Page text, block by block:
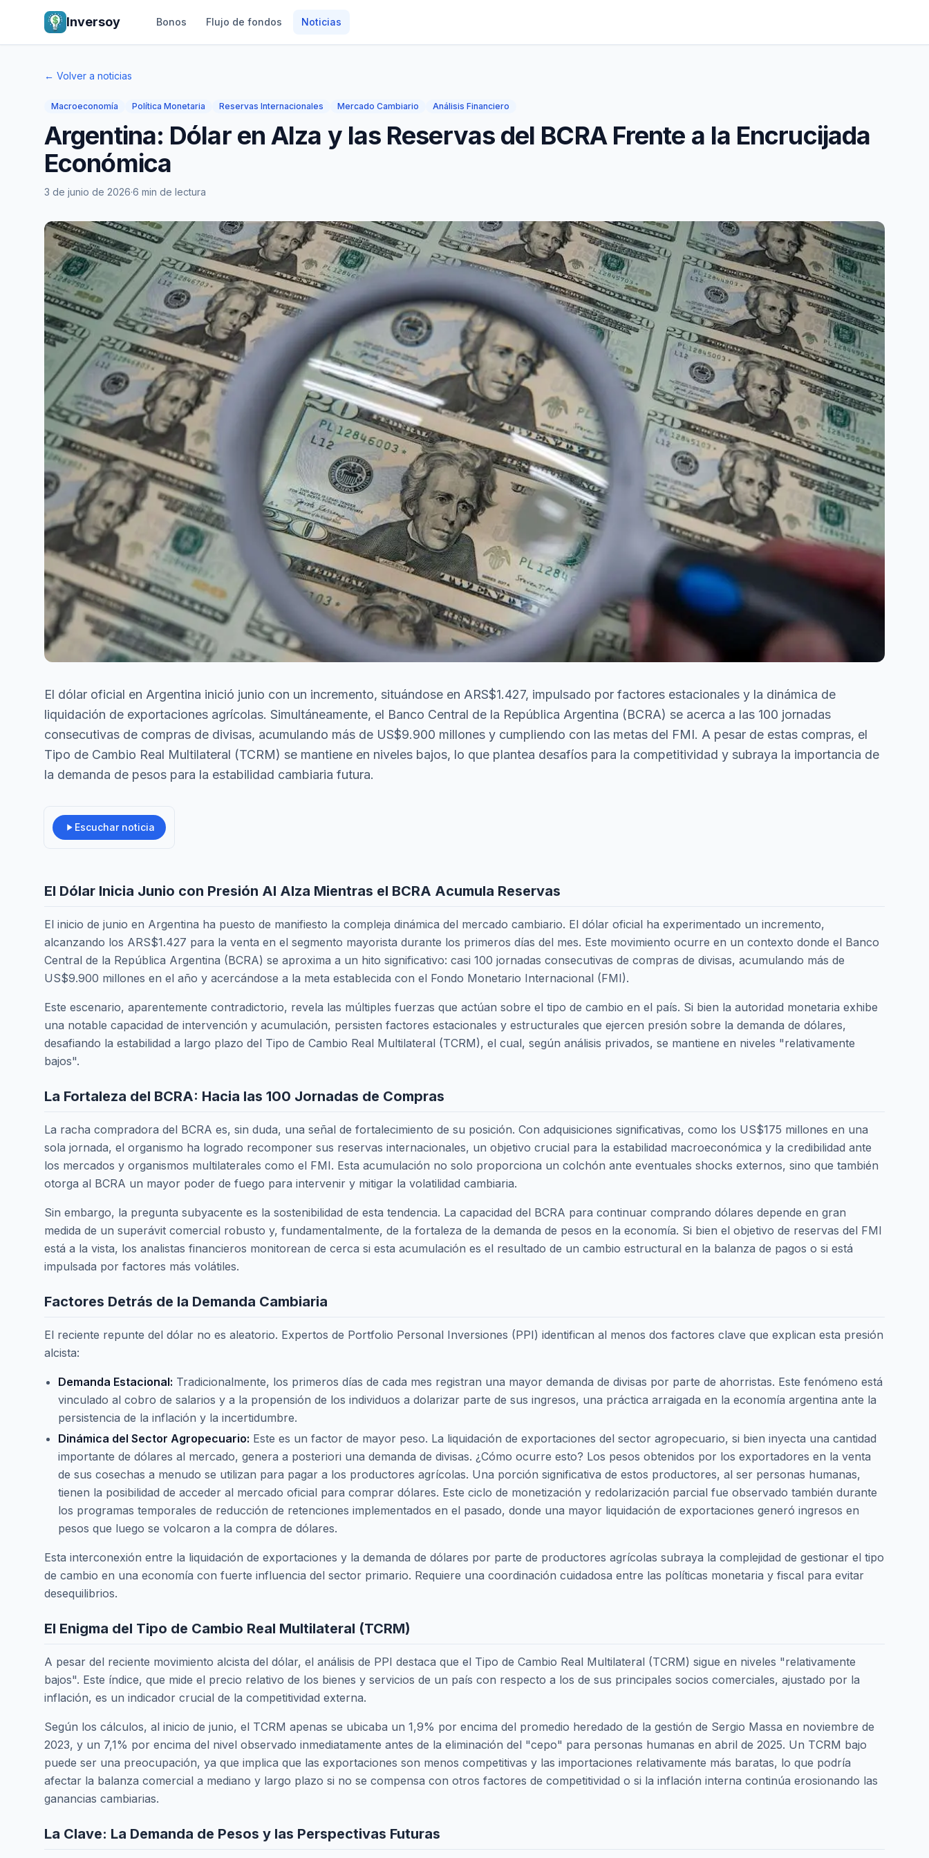
Inversoy Bonos Flujo de fondos Noticias
← Volver a noticias
Macroeconomía Política Monetaria Reservas Internacionales Mercado Cambiario Análisis Financiero
Argentina: Dólar en Alza y las Reservas del BCRA Frente a la Encrucijada
Económica
3 de junio de 2026·6 min de lectura
El dólar oficial en Argentina inició junio con un incremento, situándose en ARS$1.427, impulsado por factores estacionales y la dinámica de
liquidación de exportaciones agrícolas. Simultáneamente, el Banco Central de la República Argentina (BCRA) se acerca a las 100 jornadas
consecutivas de compras de divisas, acumulando más de US$9.900 millones y cumpliendo con las metas del FMI. A pesar de estas compras, el
Tipo de Cambio Real Multilateral (TCRM) se mantiene en niveles bajos, lo que plantea desafíos para la competitividad y subraya la importancia de
la demanda de pesos para la estabilidad cambiaria futura.
Escuchar noticia
El Dólar Inicia Junio con Presión Al Alza Mientras el BCRA Acumula Reservas
El inicio de junio en Argentina ha puesto de manifiesto la compleja dinámica del mercado cambiario. El dólar oficial ha experimentado un incremento,
alcanzando los ARS$1.427 para la venta en el segmento mayorista durante los primeros días del mes. Este movimiento ocurre en un contexto donde el Banco
Central de la República Argentina (BCRA) se aproxima a un hito significativo: casi 100 jornadas consecutivas de compras de divisas, acumulando más de
US$9.900 millones en el año y acercándose a la meta establecida con el Fondo Monetario Internacional (FMI).
Este escenario, aparentemente contradictorio, revela las múltiples fuerzas que actúan sobre el tipo de cambio en el país. Si bien la autoridad monetaria exhibe
una notable capacidad de intervención y acumulación, persisten factores estacionales y estructurales que ejercen presión sobre la demanda de dólares,
desafiando la estabilidad a largo plazo del Tipo de Cambio Real Multilateral (TCRM), el cual, según análisis privados, se mantiene en niveles "relativamente
bajos".
La Fortaleza del BCRA: Hacia las 100 Jornadas de Compras
La racha compradora del BCRA es, sin duda, una señal de fortalecimiento de su posición. Con adquisiciones significativas, como los US$175 millones en una
sola jornada, el organismo ha logrado recomponer sus reservas internacionales, un objetivo crucial para la estabilidad macroeconómica y la credibilidad ante
los mercados y organismos multilaterales como el FMI. Esta acumulación no solo proporciona un colchón ante eventuales shocks externos, sino que también
otorga al BCRA un mayor poder de fuego para intervenir y mitigar la volatilidad cambiaria.
Sin embargo, la pregunta subyacente es la sostenibilidad de esta tendencia. La capacidad del BCRA para continuar comprando dólares depende en gran
medida de un superávit comercial robusto y, fundamentalmente, de la fortaleza de la demanda de pesos en la economía. Si bien el objetivo de reservas del FMI
está a la vista, los analistas financieros monitorean de cerca si esta acumulación es el resultado de un cambio estructural en la balanza de pagos o si está
impulsada por factores más volátiles.
Factores Detrás de la Demanda Cambiaria
El reciente repunte del dólar no es aleatorio. Expertos de Portfolio Personal Inversiones (PPI) identifican al menos dos factores clave que explican esta presión
alcista:
Demanda Estacional: Tradicionalmente, los primeros días de cada mes registran una mayor demanda de divisas por parte de ahorristas. Este fenómeno está
vinculado al cobro de salarios y a la propensión de los individuos a dolarizar parte de sus ingresos, una práctica arraigada en la economía argentina ante la
persistencia de la inflación y la incertidumbre.
Dinámica del Sector Agropecuario: Este es un factor de mayor peso. La liquidación de exportaciones del sector agropecuario, si bien inyecta una cantidad
importante de dólares al mercado, genera a posteriori una demanda de divisas. ¿Cómo ocurre esto? Los pesos obtenidos por los exportadores en la venta
de sus cosechas a menudo se utilizan para pagar a los productores agrícolas. Una porción significativa de estos productores, al ser personas humanas,
tienen la posibilidad de acceder al mercado oficial para comprar dólares. Este ciclo de monetización y redolarización parcial fue observado también durante
los programas temporales de reducción de retenciones implementados en el pasado, donde una mayor liquidación de exportaciones generó ingresos en
pesos que luego se volcaron a la compra de dólares.
Esta interconexión entre la liquidación de exportaciones y la demanda de dólares por parte de productores agrícolas subraya la complejidad de gestionar el tipo
de cambio en una economía con fuerte influencia del sector primario. Requiere una coordinación cuidadosa entre las políticas monetaria y fiscal para evitar
desequilibrios.
El Enigma del Tipo de Cambio Real Multilateral (TCRM)
A pesar del reciente movimiento alcista del dólar, el análisis de PPI destaca que el Tipo de Cambio Real Multilateral (TCRM) sigue en niveles "relativamente
bajos". Este índice, que mide el precio relativo de los bienes y servicios de un país con respecto a los de sus principales socios comerciales, ajustado por la
inflación, es un indicador crucial de la competitividad externa.
Según los cálculos, al inicio de junio, el TCRM apenas se ubicaba un 1,9% por encima del promedio heredado de la gestión de Sergio Massa en noviembre de
2023, y un 7,1% por encima del nivel observado inmediatamente antes de la eliminación del "cepo" para personas humanas en abril de 2025. Un TCRM bajo
puede ser una preocupación, ya que implica que las exportaciones son menos competitivas y las importaciones relativamente más baratas, lo que podría
afectar la balanza comercial a mediano y largo plazo si no se compensa con otros factores de competitividad o si la inflación interna continúa erosionando las
ganancias cambiarias.
La Clave: La Demanda de Pesos y las Perspectivas Futuras